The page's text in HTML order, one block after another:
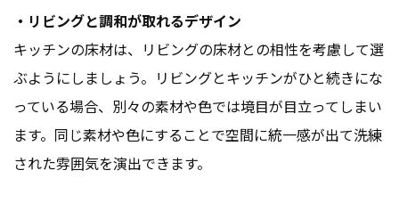
・リビングと調和が取れるデザイン
キッチンの床材は、リビングの床材との相性を考慮して選
ぶようにしましょう。リビングとキッチンがひと続きにな
っている場合、別々の素材や色では境目が目立ってしまい
ます。同じ素材や色にすることで空間に統一感が出て洗練
された雰囲気を演出できます。